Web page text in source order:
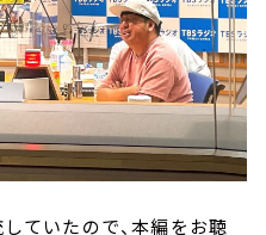
ていたので、本編をお聴